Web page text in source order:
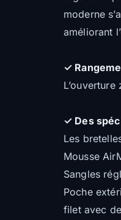
moderne
améliorant
✓
✓ Des
Les
Mousse
Sangles
Poche
filet avec